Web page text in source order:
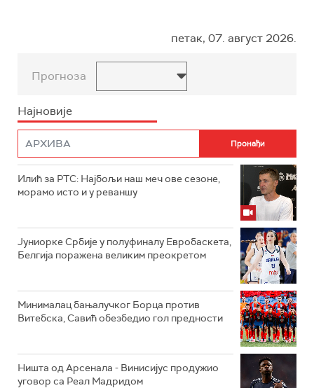
петак, 07. август 2026.
Прогноза
Најновије
Илић за РТС: Најбољи наш меч ове сезоне,
морамо исто и у реваншу
Јуниорке Србије у полуфиналу Евробаскета,
Белгија поражена великим преокретом
Минималац бањалучког Борца против
Витебска, Савић обезбедио гол предности
Ништа од Арсенала - Винисијус продужио
уговор са Реал Мадридом